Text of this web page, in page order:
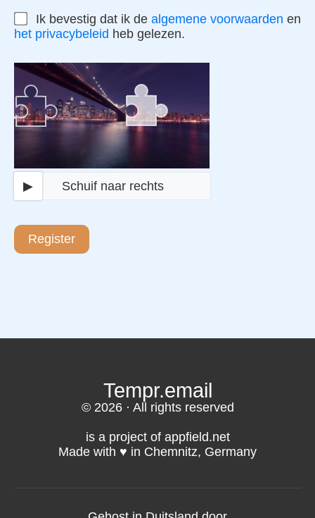
Ik bevestig dat ik de algemene voorwaarden en
het privacybeleid heb gelezen.
▶ Schuif naar rechts
Register
Tempr.email
© 2026 · All rights reserved
is a project of appfield.net
Made with ♥️ in Chemnitz, Germany